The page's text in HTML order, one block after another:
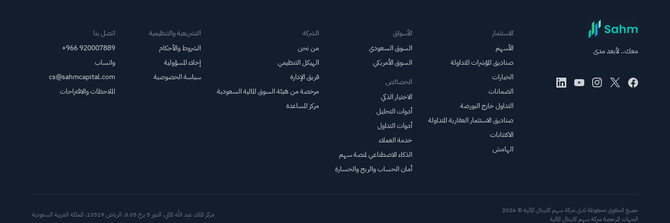
المستهدف لسهم
مايكروسوفت
دولار
معك.. لأبعد مدى
الاستثمار
الأسهم
صناديق المؤشرات المتداولة
الخيارات
الضمانات
التداول خارج البورصة
صناديق الاستثمار العقارية المتداولة
الاكتتابات
الهامش
الأسواق
السوق السعودي
السوق الأمريكي
الخصائص
الاختيار الذكي
أدوات التحليل
أدوات التداول
خدمة العملاء
الذكاء الاصطناعي لمنصة سهم
أمان الحساب والربح والخسارة
الشركة
من نحن
الهيكل التنظيمي
فريق الإدارة
مرخصة من هيئة السوق المالية السعودية
مركز المساعدة
التشريعية والتنظيمية
الشروط والأحكام
إخلاء المسؤولية
سياسة الخصوصية
اتصل بنا
+966 920007889
واتساب
cs@sahmcapital.com
الملاحظات والاقتراحات
جميع الحقوق محفوظة لدى شركة سهم كابيتال المالية © 2026
الجهات المرخصة شركة سهم كابيتال المالية
مركز الملك عبد الله المالي، الدور 5 برج 3.05، الرياض 13519، المملكة العربية السعودية